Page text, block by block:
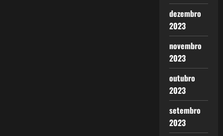
dezembro
2023
novembro
2023
outubro
2023
setembro
2023